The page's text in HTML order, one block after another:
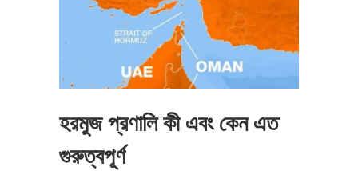
হরমুজ প্রণালি কী এবং কেন এত
গুরুত্বপূর্ণ